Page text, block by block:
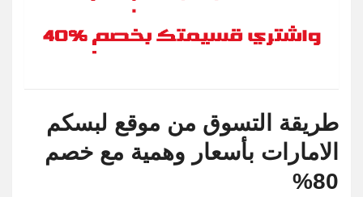
طريقة التسوق من موقع لبسكم
الامارات بأسعار وهمية مع خصم
80%